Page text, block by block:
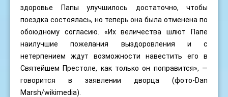
здоровье Папы улучшилось достаточно, чтобы
поездка состоялась, но теперь она была отменена по
обоюдному согласию. «Их величества шлют Папе
наилучшие пожелания выздоровления и с
нетерпением ждут возможности навестить его в
Святейшем Престоле, как только он поправится», —
говорится в заявлении дворца (фото-Dan
Marsh/wikimedia).